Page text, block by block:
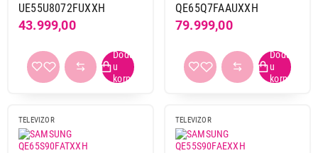
UE55U8072FUXXH
43.999,00
QE65Q7FAAUXXH
79.999,00
TELEVIZOR TELEVIZOR